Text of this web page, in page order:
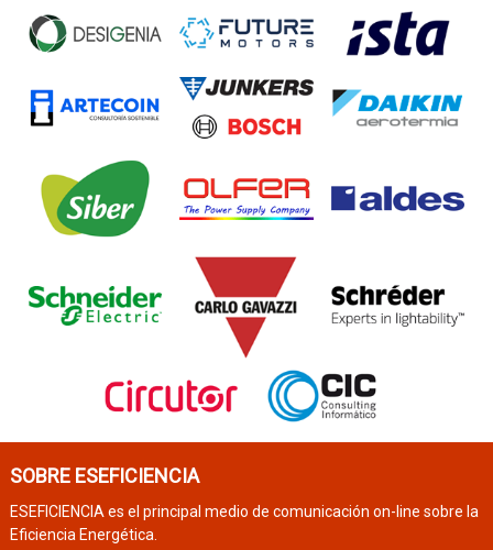
SOBRE ESEFICIENCIA
ESEFICIENCIA es el principal medio de comunicación on-line sobre la
Eficiencia Energética.